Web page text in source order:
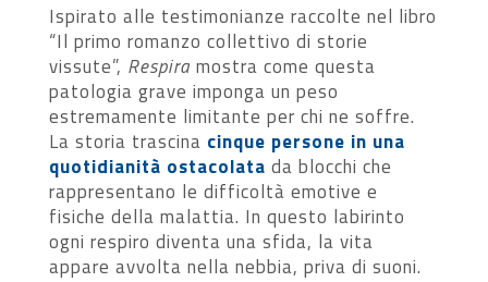
Ispirato alle testimonianze raccolte nel libro
“Il primo romanzo collettivo di storie
vissute”, Respira mostra come questa
patologia grave imponga un peso
estremamente limitante per chi ne soffre.
La storia trascina cinque persone in una
quotidianità ostacolata da blocchi che
rappresentano le difficoltà emotive e
fisiche della malattia. In questo labirinto
ogni respiro diventa una sfida, la vita
appare avvolta nella nebbia, priva di suoni.